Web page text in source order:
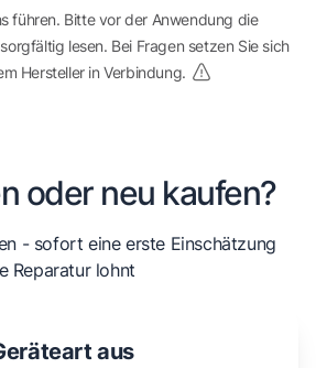
führen. Bitte vor der Anwendung die
lesen. Bei Fragen setzen Sie sich
Hersteller in Verbindung.
oder neu kaufen?
- sofort eine erste Einschätzung
Reparatur lohnt
aus